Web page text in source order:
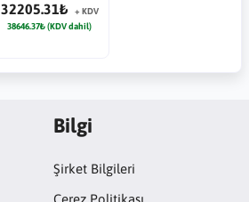
32205.31₺
+ KDV
38646.37₺ (KDV dahil)
Bilgi
Şirket Bilgileri